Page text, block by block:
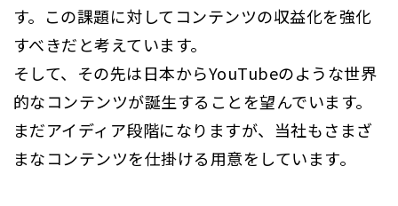
す。この課題に対してコンテンツの収益化を強化
すべきだと考えています。
そして、その先は日本からYouTubeのような世界
的なコンテンツが誕生することを望んでいます。
まだアイディア段階になりますが、当社もさまざ
まなコンテンツを仕掛ける用意をしています。